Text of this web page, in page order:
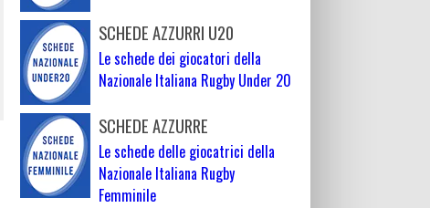
SCHEDE AZZURRI U20
Le schede dei giocatori della
Nazionale Italiana Rugby Under 20
SCHEDE AZZURRE
Le schede delle giocatrici della
Nazionale Italiana Rugby
Femminile